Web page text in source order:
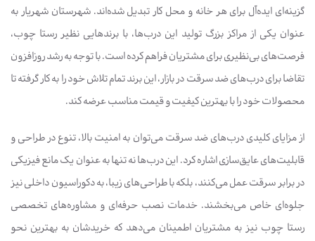
گزینه‌ای ایده‌آل برای هر خانه و محل کار تبدیل شده‌اند. شهرستان شهریار به
عنوان یکی از مراکز بزرگ تولید این درب‌ها، با برندهایی نظیر رستا چوب،
فرصت‌های بی‌نظیری برای مشتریان فراهم کرده است. با توجه به رشد روزافزون
تقاضا برای درب‌های ضد سرقت در بازار، این برند تمام تلاش خود را به کار گرفته تا
محصولات خود را با بهترین کیفیت و قیمت مناسب عرضه کند.
از مزایای کلیدی درب‌های ضد سرقت می‌توان به امنیت بالا، تنوع در طراحی و
قابلیت‌های عایق‌سازی اشاره کرد. این درب‌ها نه تنها به عنوان یک مانع فیزیکی
در برابر سرقت عمل می‌کنند، بلکه با طراحی‌های زیبا، به دکوراسیون داخلی نیز
جلوه‌ای خاص می‌بخشند. خدمات نصب حرفه‌ای و مشاوره‌های تخصصی
رستا چوب نیز به مشتریان اطمینان می‌دهد که خریدشان به بهترین نحو